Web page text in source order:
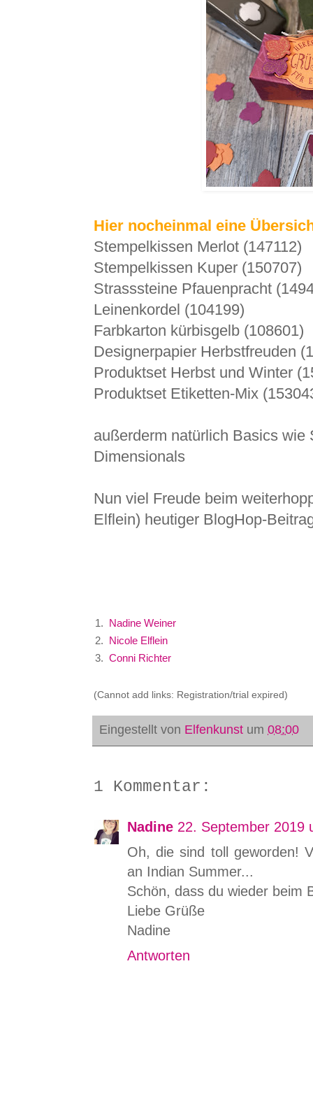
Hier nocheinmal eine
Stempelkissen Merlot (147112)
Stempelkissen Kuper (150707)
Strasssteine Pfauenpracht
Leinenkordel (104199)
Farbkarton kürbisgelb (108601)
Designerpapier Herbstfreuden
Produktset Herbst und Winter
Produktset Etiketten-Mix
außerderm natürlich Basics wie
Dimensionals
Nun viel Freude beim
Elflein) heutiger BlogHop-
1.
Nadine Weiner
2.
Nicole Elflein
3. Conni Richter
(Cannot add links: Registration/trial expired)
Eingestellt von Elfenkunst um 08:00
1 Kommentar:
Nadine 22. September 2019
Oh, die sind toll geworden!
an Indian Summer...
Schön, dass du wieder beim
Liebe Grüße
Nadine
Antworten